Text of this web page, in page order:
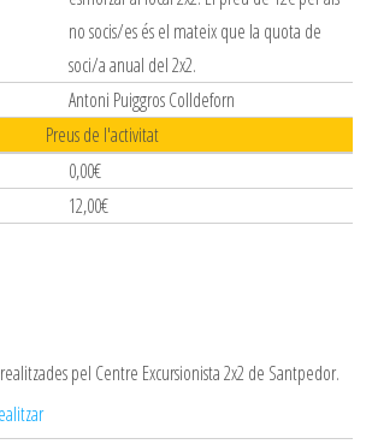
no socis/es és el mateix que la quota de
soci/a anual del 2x2.
Antoni Puiggros Colldeforn
Preus de l'activitat
0,00€
12,00€
pel Centre Excursionista 2x2 de Santpedor.